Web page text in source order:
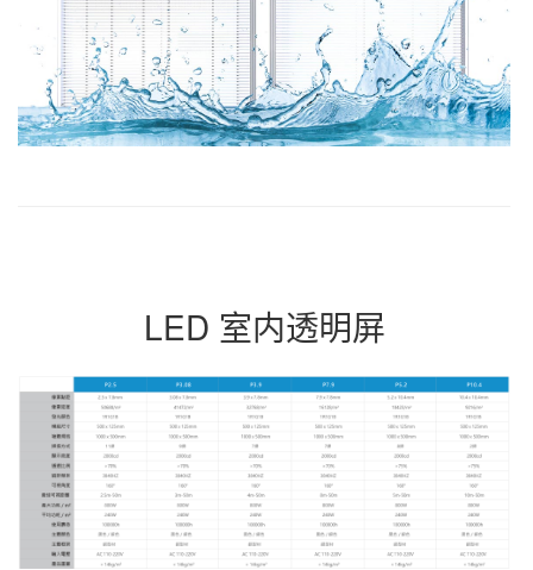
LED 室内透明屏